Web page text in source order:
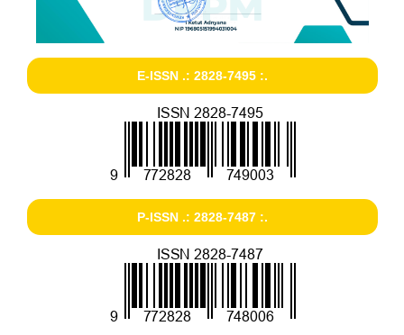
E-ISSN .: 2828-7495 :.
P-ISSN .: 2828-7487 :.